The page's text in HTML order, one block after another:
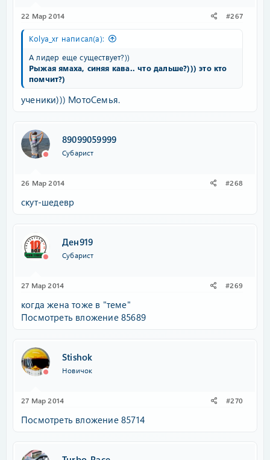
22 Мар 2014 #267
Kolya_xr написал(а):
А лидер еще существует?))
Рыжая ямаха, синяя кава.. что дальше?))) это кто
помчит?)
ученики))) МотоСемья.
89099059999
Субарист
26 Мар 2014 #268
скут-шедевр
Ден919
Субарист
27 Мар 2014 #269
когда жена тоже в "теме"
Посмотреть вложение 85689
Stishok
Новичок
27 Мар 2014 #270
Посмотреть вложение 85714